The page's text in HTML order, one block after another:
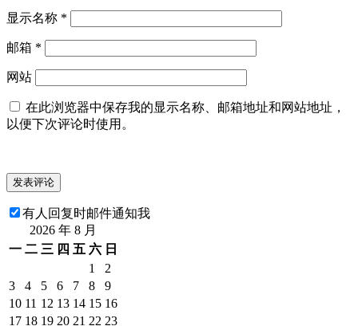
显示名称 *
邮箱 *
网站
在此浏览器中保存我的显示名称、邮箱地址和网站地址，
以便下次评论时使用。
有人回复时邮件通知我
2026 年 8 月
一 二 三 四 五 六 日
1
2
3
4 5 6 7 8
9
10 11 12 13 14 15 16
17 18 19 20 21 22 23